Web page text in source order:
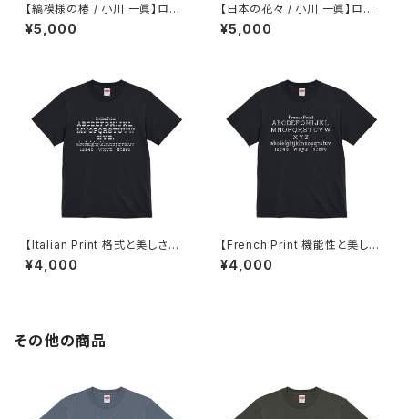
【縞模様の椿 / 小川 一眞】ロン
T ホワイト ユニセックス
¥5,000
【日本の花々 / 小川 一眞】ロン
T ホワイト ユニセックス
¥5,000
【Italian Print 格式と美しさを
そなえたフォント】Tシャツ ブラッ
ク ユニセックス
¥4,000
【French Print 機能性と美しさ
を両立したフォント】Tシャツ ブ
ラック ユニセックス
¥4,000
その他の商品